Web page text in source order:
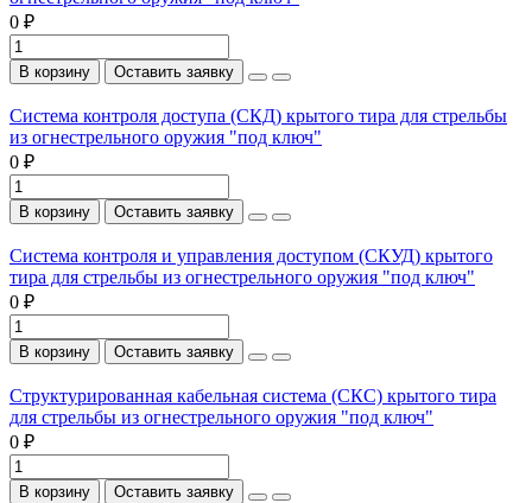
0 ₽
В корзину Оставить заявку
Система контроля доступа (СКД) крытого тира для стрельбы
из огнестрельного оружия "под ключ"
0 ₽
В корзину Оставить заявку
Система контроля и управления доступом (СКУД) крытого
тира для стрельбы из огнестрельного оружия "под ключ"
0 ₽
В корзину Оставить заявку
Структурированная кабельная система (СКС) крытого тира
для стрельбы из огнестрельного оружия "под ключ"
0 ₽
В корзину Оставить заявку